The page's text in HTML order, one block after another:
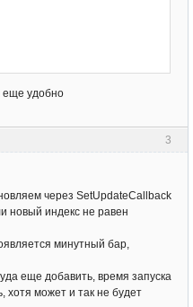
еще удобно
3
через SetUpdateCallback
новый индекс не равен
минутный бар,
еще добавить, время запуска
хотя может и так не будет